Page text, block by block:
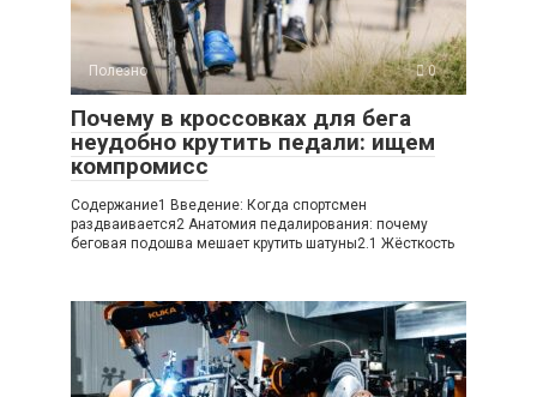
Полезно 0
Почему в кроссовках для бега
неудобно крутить педали: ищем
компромисс
Содержание1 Введение: Когда спортсмен
раздваивается2 Анатомия педалирования: почему
беговая подошва мешает крутить шатуны2.1 Жёсткость